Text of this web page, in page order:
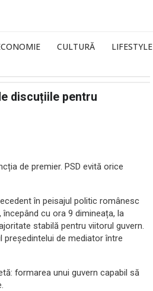
CULTURĂ LIFESTYLE
discuțiile pentru
de premier. PSD evită orice
în peisajul politic românesc
cu ora 9 dimineața, la
stabilă pentru viitorul guvern.
președintelui de mediator între
formarea unui guvern capabil să